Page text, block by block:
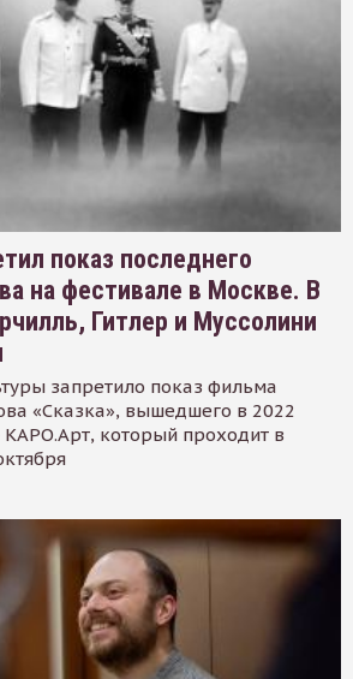
показ последнего
на фестивале в Москве. В
Гитлер и Муссолини
запретило показ фильма
«Сказка», вышедшего в 2022
КАРО.Арт, который проходит в